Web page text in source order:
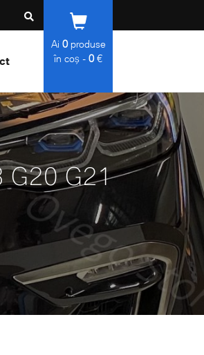
Ai 0produse
în coș - 0€
G20 G21